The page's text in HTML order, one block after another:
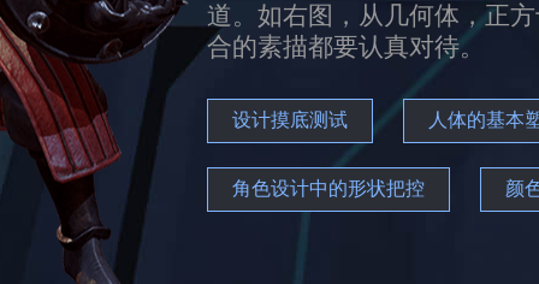
道。如右图，从几何体，正
合的素描都要认真对待。
设计摸底测试 人体的基本
角色设计中的形状把控 颜